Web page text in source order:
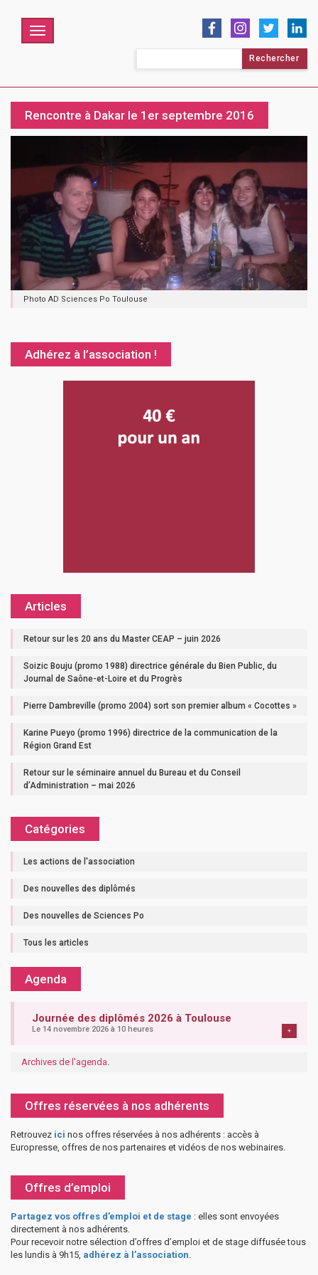
Menu
Rencontre à Dakar le 1er septembre 2016
Photo AD Sciences Po Toulouse
Adhérez à l’association !
Articles
Retour sur les 20 ans du Master CEAP – juin 2026
Soizic Bouju (promo 1988) directrice générale du Bien Public, du
Journal de Saône-et-Loire et du Progrès
Pierre Dambreville (promo 2004) sort son premier album « Cocottes »
Karine Pueyo (promo 1996) directrice de la communication de la
Région Grand Est
Retour sur le séminaire annuel du Bureau et du Conseil
d’Administration – mai 2026
Catégories
Les actions de l'association
Des nouvelles des diplômés
Des nouvelles de Sciences Po
Tous les articles
Agenda
Journée des diplômés 2026 à Toulouse
Le 14 novembre 2026 à 10 heures +
Archives de l'agenda.
Offres réservées à nos adhérents
Retrouvez ici nos offres réservées à nos adhérents : accès à
Europresse, offres de nos partenaires et vidéos de nos webinaires.
Offres d’emploi
Partagez vos offres d’emploi et de stage : elles sont envoyées
directement à nos adhérents.
Pour recevoir notre sélection d’offres d’emploi et de stage diffusée tous
les lundis à 9h15, adhérez à l’association.